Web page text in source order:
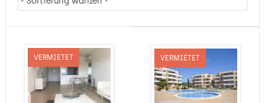
VERMIETET VERMIETET